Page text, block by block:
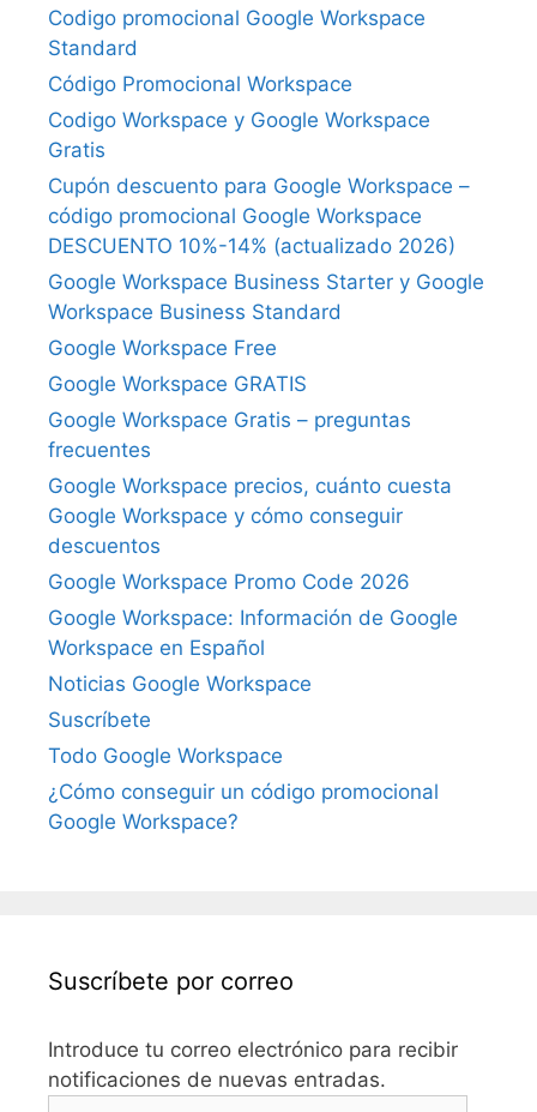
Codigo promocional Google Workspace
Standard
Código Promocional Workspace
Codigo Workspace y Google Workspace
Gratis
Cupón descuento para Google Workspace –
código promocional Google Workspace
DESCUENTO 10%-14% (actualizado 2026)
Google Workspace Business Starter y Google
Workspace Business Standard
Google Workspace Free
Google Workspace GRATIS
Google Workspace Gratis – preguntas
frecuentes
Google Workspace precios, cuánto cuesta
Google Workspace y cómo conseguir
descuentos
Google Workspace Promo Code 2026
Google Workspace: Información de Google
Workspace en Español
Noticias Google Workspace
Suscríbete
Todo Google Workspace
¿Cómo conseguir un código promocional
Google Workspace?
Suscríbete por correo
Introduce tu correo electrónico para recibir
notificaciones de nuevas entradas.